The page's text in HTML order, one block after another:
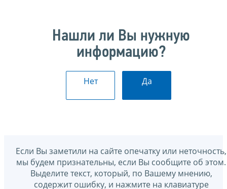
Нашли ли Вы нужную
информацию?
Нет Да
Если Вы заметили на сайте опечатку или неточность,
мы будем признательны, если Вы сообщите об этом.
Выделите текст, который, по Вашему мнению,
содержит ошибку, и нажмите на клавиатуре